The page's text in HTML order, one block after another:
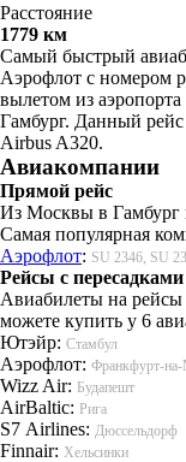
Расстояние
1779 км
Самый быстрый
Аэрофлот с номером
вылетом из
Гамбург. Данный рейс
Airbus A320.
Авиакомпании
Прямой рейс
Из Москвы в Гамбург
Самая популярная
Аэрофлот: SU 2346, SU
Рейсы с пересадками
Авиабилеты на
можете купить у 6
Ютэйр: Стамбул
Аэрофлот: Франкфурт-на-
Wizz Air: Будапешт
AirBaltic: Рига
S7 Airlines: Дюссельдорф
Finnair: Хельсинки